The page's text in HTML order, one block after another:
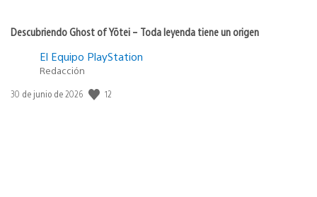
Descubriendo Ghost of Yōtei – Toda leyenda tiene un origen
El Equipo PlayStation
Redacción
Fecha
30 de junio de 2026 12